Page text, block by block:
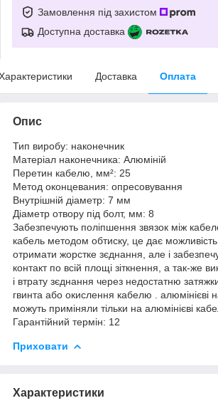
Замовлення під захистом
Доступна доставка
Доставка Оплата
Опис
Тип виробу: наконечник
Матеріал наконечника: Алюміній
Перетин кабелю, мм²: 25
Метод оконцевания: опресовування
Внутрішній діаметр: 7 мм
Діаметр отвору під болт, мм: 8
Забезпечують поліпшення звязок між
кабель методом обтиску, це дає можливість
отримати жорстке зєднання, але і
контакт по всій площі зіткнення, а так-же
і втрату зєднання через недостатню
гвинта або окислення кабелю . алюмінієві
можуть приміняли тільки на алюмінієві
Гарантійний термін: 12
Приховати
Характеристики